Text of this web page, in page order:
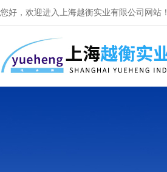
您好，欢迎进入上海越衡实业有限公司网站！